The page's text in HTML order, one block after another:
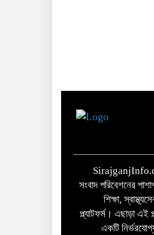
সংবাদ পরিবেশনের
শিক্ষা,
প্ল্যাটফর্ম। এছাড়া এই
একটি